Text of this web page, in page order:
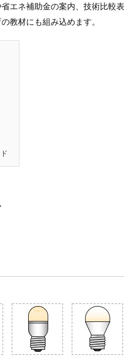
エネ補助金の案内、技術比較
教材にも組み込めます。